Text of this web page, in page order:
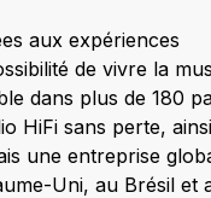
aux expériences
de vivre la
dans plus de 180
HiFi sans perte,
une entreprise
Uni, au Brésil et